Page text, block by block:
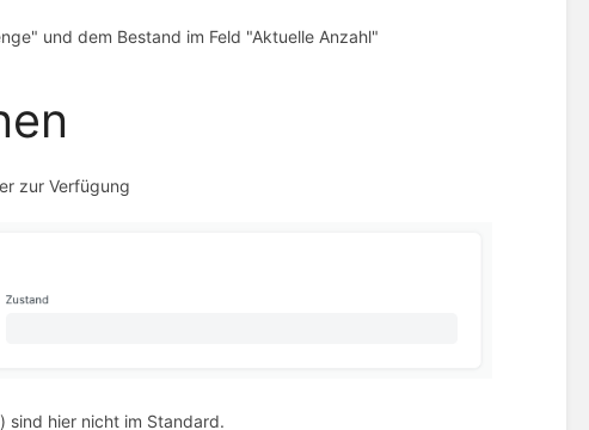
und dem Bestand im Feld "Aktuelle Anzahl"
zur Verfügung
sind hier nicht im Standard.